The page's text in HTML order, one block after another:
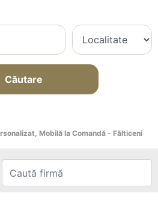
Căutare
Mobilă la Comandă - Fălticeni